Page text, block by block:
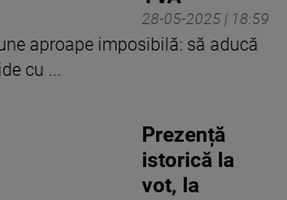
28-05-2025 | 18:59
aproape imposibilă: să aducă
cu ...
Prezență
istorică la
vot, la